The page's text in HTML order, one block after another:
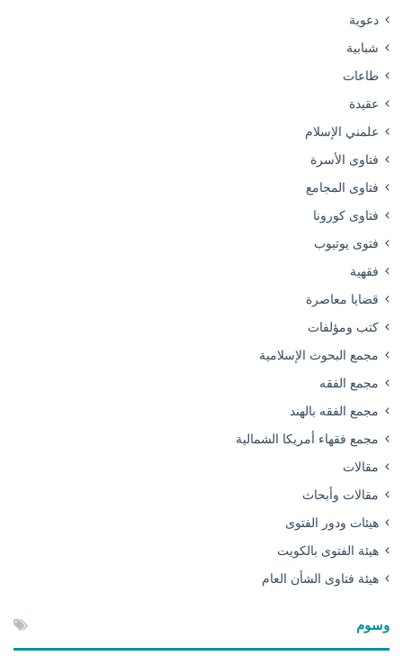
دعوية
شبابية
طاعات
عقيدة
علمني الإسلام
فتاوى الأسرة
فتاوى المجامع
فتاوى كورونا
فتوى يوتيوب
فقهية
قضايا معاصرة
كتب ومؤلفات
مجمع البحوث الإسلامية
مجمع الفقه
مجمع الفقه بالهند
مجمع فقهاء أمريكا الشمالية
مقالات
مقالات وأبحاث
هيئات ودور الفتوى
هيئة الفتوى بالكويت
هيئة فتاوى الشأن العام
وسوم